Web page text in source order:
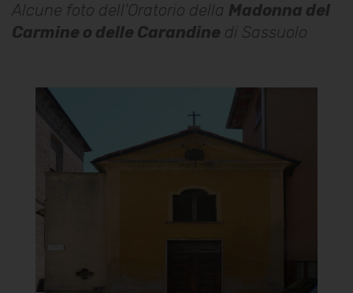
Alcune foto dell'Oratorio della Madonna del
Carmine o delle Carandine di Sassuolo
Oratorio della Madonna del
Carmine o delle Carandine
Facciata
Clicca per ingrandire